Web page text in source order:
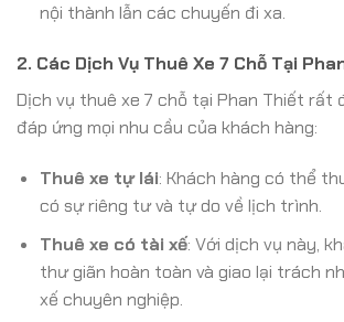
nội thành lẫn các chuyến đi xa.
2. Các Dịch Vụ Thuê Xe 7 Chỗ Tại
Dịch vụ thuê xe 7 chỗ tại Phan Thiết rất
đáp ứng mọi nhu cầu của khách hàng:
Thuê xe tự lái: Khách hàng có thể
có sự riêng tư và tự do về lịch trình.
Thuê xe có tài xế: Với dịch vụ này,
thư giãn hoàn toàn và giao lại trách
xế chuyên nghiệp.